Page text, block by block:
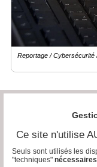
Reportage / Cybersécurité
Ce site n'utilise
Seuls sont utilisés les
"techniques" nécessaires